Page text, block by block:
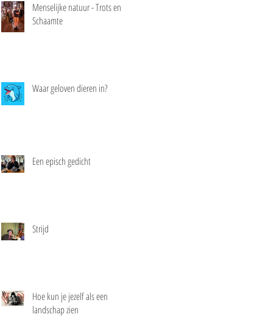
Menselijke natuur - Trots en
Schaamte
Waar geloven dieren in?
Een episch gedicht
Strijd
Hoe kun je jezelf als een
landschap zien